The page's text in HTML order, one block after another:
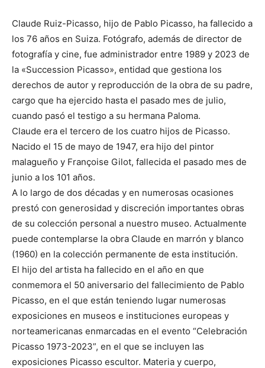
Claude Ruiz-Picasso, hijo de Pablo Picasso, ha fallecido a
los 76 años en Suiza. Fotógrafo, además de director de
fotografía y cine, fue administrador entre 1989 y 2023 de
la «Succession Picasso», entidad que gestiona los
derechos de autor y reproducción de la obra de su padre,
cargo que ha ejercido hasta el pasado mes de julio,
cuando pasó el testigo a su hermana Paloma.
Claude era el tercero de los cuatro hijos de Picasso.
Nacido el 15 de mayo de 1947, era hijo del pintor
malagueño y Françoise Gilot, fallecida el pasado mes de
junio a los 101 años.
A lo largo de dos décadas y en numerosas ocasiones
prestó con generosidad y discreción importantes obras
de su colección personal a nuestro museo. Actualmente
puede contemplarse la obra Claude en marrón y blanco
(1960) en la colección permanente de esta institución.
El hijo del artista ha fallecido en el año en que
conmemora el 50 aniversario del fallecimiento de Pablo
Picasso, en el que están teniendo lugar numerosas
exposiciones en museos e instituciones europeas y
norteamericanas enmarcadas en el evento “Celebración
Picasso 1973-2023”, en el que se incluyen las
exposiciones Picasso escultor. Materia y cuerpo,